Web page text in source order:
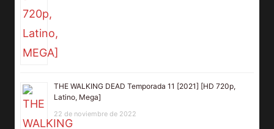
THE WALKING DEAD Temporada 11 [2021] [HD 720p,
Latino, Mega]
22 de noviembre de 2022